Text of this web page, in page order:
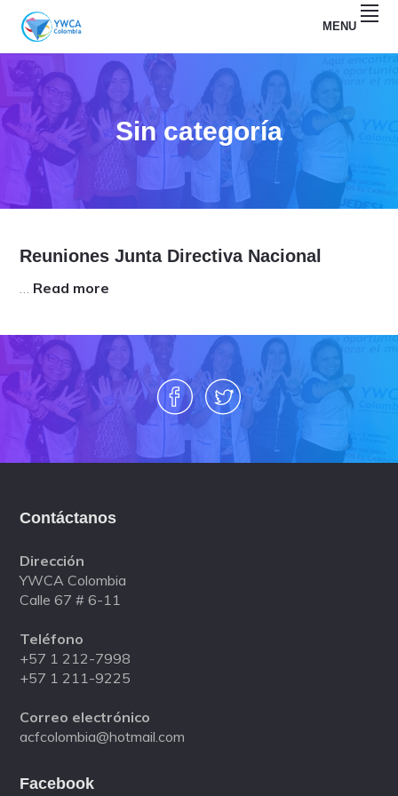
Skip
primary
navigation
Skip
main
content
YWCA
COLOMBIA
MENU
Sin categoría
Reuniones Junta Directiva Nacional
… Read more
o
u
t
R
n
o
s
J
t
a
D
i
Contáctanos
Dirección
YWCA Colombia
Calle 67 # 6-11
Teléfono
+57 1 212-7998
+57 1 211-9225
Correo electrónico
acfcolombia@hotmail.com
Facebook